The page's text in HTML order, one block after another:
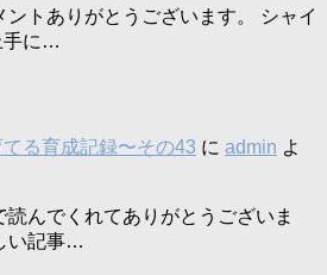
ントありがとうございます。 シャイ
手に…
る育成記録〜その43 に admin よ
読んでくれてありがとうございま
い記事…